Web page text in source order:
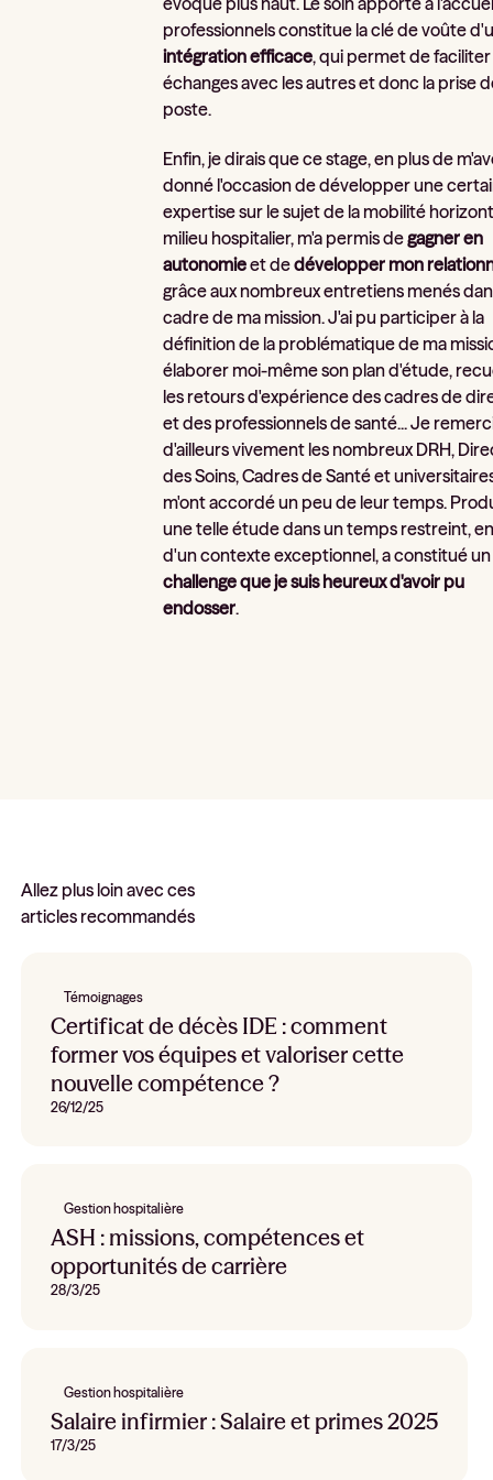
professionnels constitue la clé de voûte
intégration efficace, qui permet de faciliter
échanges avec les autres et donc la prise
poste.
Enfin, je dirais que ce stage, en plus de
donné l'occasion de développer une
expertise sur le sujet de la mobilité
milieu hospitalier, m'a permis degagner en
autonomieet dedévelopper mon
grâce aux nombreux entretiens menés
cadre de ma mission. J'ai pu participer à la
définition de la problématique de ma
élaborer moi-même son plan d'étude,
les retours d'expérience des cadres de
et des professionnels de santé... Je
d'ailleurs vivement les nombreux DRH,
des Soins, Cadres de Santé et
m'ont accordé un peu de leur temps.
une telle étude dans un temps restreint,
d'un contexte exceptionnel, a constitué
challenge que je suis heureux d'avoir pu
endosser.
Allez plus loin avec ces
articles recommandés
Témoignages
Certificat de décès IDE : comment
former vos équipes et valoriser cette
nouvelle compétence ?
26/12/25
Gestion hospitalière
ASH : missions, compétences et
opportunités de carrière
28/3/25
Gestion hospitalière
Salaire infirmier : Salaire et primes 2025
17/3/25